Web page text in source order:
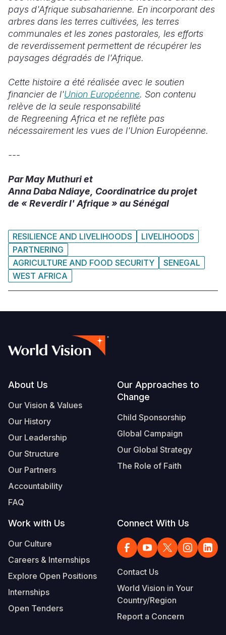
pays d'Afrique subsaharienne. En incorporant des
arbres dans les terres cultivées, les terres
communales et les zones pastorales, les efforts
de reverdissement permettent de récupérer les
paysages dégradés de l'Afrique.
Cette histoire a été réalisée avec le soutien
financier de l'Union Européenne. Son contenu
relève de la seule responsabilité
de Regreening Africa et ne reflète pas
nécessairement les vues de l'Union Européenne.
---
Par May Muthuri et
Anna Daba Ndiaye, Coordinatrice du projet
de « Reverdir l' Afrique » au Sénégal
RESILIENCE AND LIVELIHOODS
LIVELIHOODS
PARTNERING
AGRICULTURE AND FOOD SECURITY
SENEGAL
WEST AFRICA
Footer
About Us
Our Vision & Values
Our History
Our Leadership
Our Structure
Our Partners
Accountability
FAQ
Our Approaches to
Change
Child Sponsorship
Global Campaign
Our Global Strategy
The Role of Faith
Work with Us
Our Culture
Careers & Internships
Explore Open Positions
Internships
Open Tenders
Connect With Us
Contact Us
World Vision in Your
Country/Region
Report a Concern